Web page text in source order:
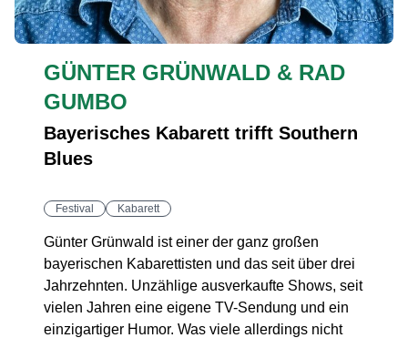
GÜNTER GRÜNWALD & RAD
GUMBO
Bayerisches Kabarett trifft Southern
Blues
Festival Kabarett
Günter Grünwald ist einer der ganz großen
bayerischen Kabarettisten und das seit über drei
Jahrzehnten. Unzählige ausverkaufte Shows, seit
vielen Jahren eine eigene TV-Sendung und ein
einzigartiger Humor. Was viele allerdings nicht